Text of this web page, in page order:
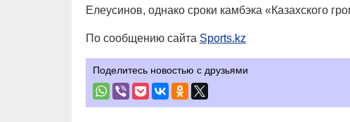
Елеусинов, однако сроки камбэка «Казахского
По сообщению сайта Sports.kz
Поделитесь новостью с друзьями